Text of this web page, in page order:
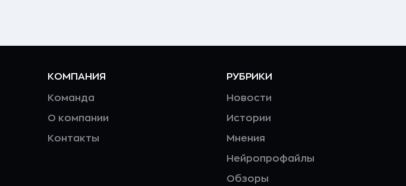
КОМПАНИЯ
Команда
О компании
Контакты
РУБРИКИ
Новости
Истории
Мнения
Нейропрофайлы
Обзоры